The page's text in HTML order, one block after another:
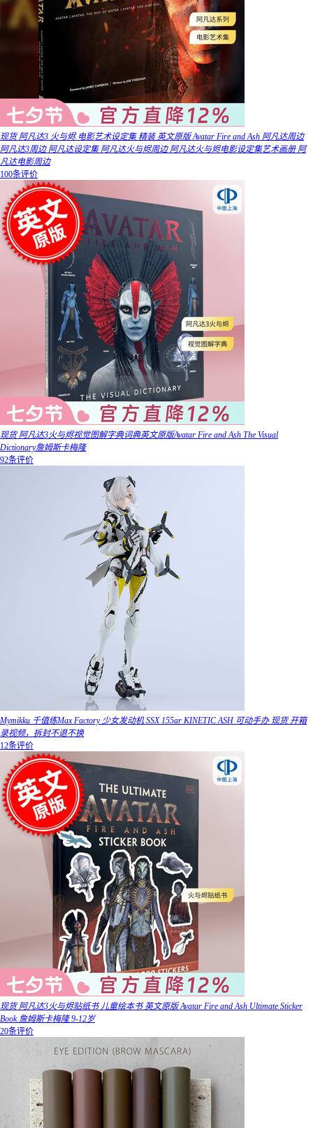
现货 阿凡达3 火与烬 电影艺术设定集 精装 英文原版 Avatar Fire and Ash 阿凡达周边
阿凡达3周边 阿凡达设定集 阿凡达火与烬周边 阿凡达火与烬电影设定集艺术画册 阿
凡达电影周边
100条评价
现货 阿凡达3火与烬视觉图解字典词典英文原版Avatar Fire and Ash The Visual
Dictionary詹姆斯卡梅隆
92条评价
Mymikku 千值练Max Factory 少女发动机 SSX 155ar KINETIC ASH 可动手办 现货 开箱
录视频，拆封不退不换
12条评价
现货 阿凡达3火与烬贴纸书 儿童绘本书 英文原版 Avatar Fire and Ash Ultimate Sticker
Book 詹姆斯卡梅隆 9-12岁
20条评价